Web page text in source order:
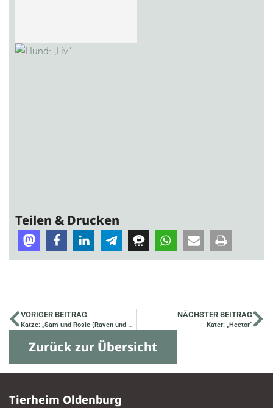
Teilen & Drucken
VORIGER BEITRAG
Katze: „Sam und Rosie (Raven und Ava)“
NÄCHSTER BEITRAG
Kater: „Hector“
Zurück zur Übersicht
Tierheim Oldenburg